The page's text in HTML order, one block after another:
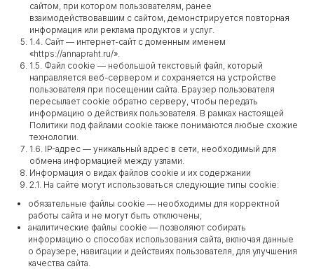
сайтом, при котором пользователям, ранее
взаимодействовавшим с сайтом, демонстрируется повторная
информация или реклама продуктов и услуг.
1.4. Сайт — интернет-сайт с доменным именем
«https://annapraht.ru/».
1.5. Файл cookie — небольшой текстовый файл, который
направляется веб-сервером и сохраняется на устройстве
пользователя при посещении сайта. Браузер пользователя
пересылает cookie обратно серверу, чтобы передать
информацию о действиях пользователя. В рамках настоящей
Политики под файлами cookie также понимаются любые схожие
технологии.
1.6. IP-адрес — уникальный адрес в сети, необходимый для
обмена информацией между узлами.
Информация о видах файлов cookie и их содержании
2.1. На сайте могут использоваться следующие типы cookie:
обязательные файлы cookie — необходимы для корректной
работы сайта и не могут быть отключены;
аналитические файлы cookie — позволяют собирать
информацию о способах использования сайта, включая данные
о браузере, навигации и действиях пользователя, для улучшения
качества сайта.